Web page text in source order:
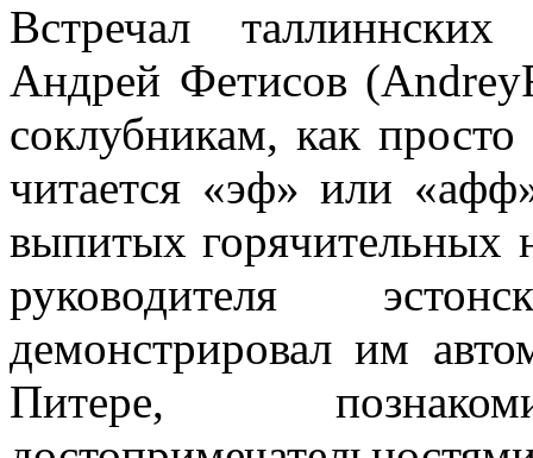
Встречал
Андрей Фетисов
соклубникам, как
читается «эф» или
выпитых горячительных
руководителя
демонстрировал им
Питере,